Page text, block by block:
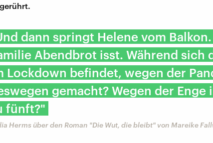
dann springt Helene vom
Abendbrot isst. Während sich
Lockdown befindet, wegen der
gemacht? Wegen der Enge
fünft?"
Herms über den Roman "Die Wut, die bleibt" von Mareike